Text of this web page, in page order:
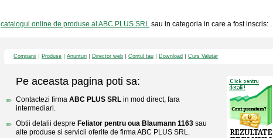
catalogul online de produse al ABC PLUS SRL sau in categoria in care a fost inscris:
Companii Produse Anunturi Director web Contul tau Download Curs Valutar
Pe aceasta pagina poti sa:
Contactezi firma ABC PLUS SRL in mod direct, fara
intermediari.
Obtii detalii despre Feliator pentru oua Blaumann 1163 sau
alte produse si servicii oferite de firma ABC PLUS SRL.